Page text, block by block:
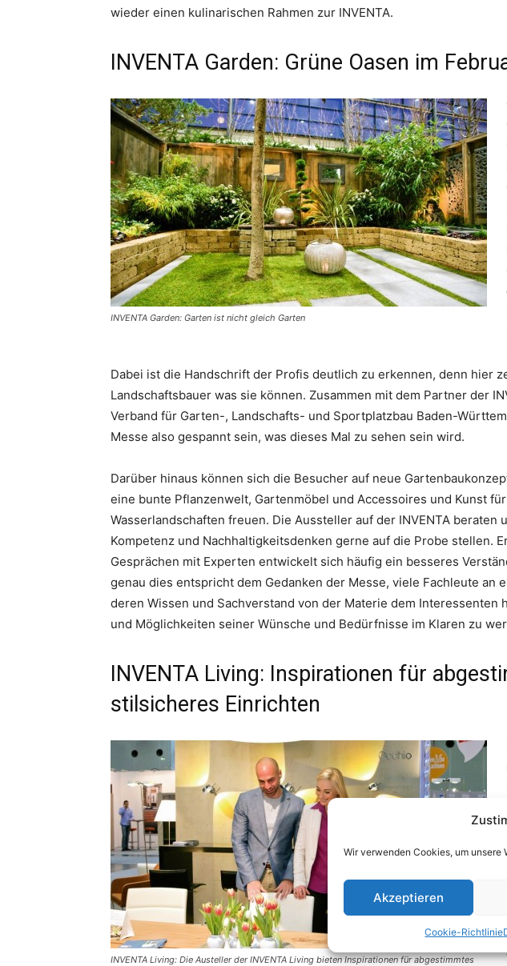
Wir verwenden Cookies, um unsere
Akzeptieren
Cookie-Richtlinie
wieder einen kulinarischen Rahmen zur INVENTA.
INVENTA Garden: Grüne Oasen im
INVENTA Garden: Garten ist nicht gleich Garten
Dabei ist die Handschrift der Profis deutlich zu erkennen, denn hier
Landschaftsbauer was sie können. Zusammen mit dem Partner der
Verband für Garten-, Landschafts- und Sportplatzbau Baden-
Messe also gespannt sein, was dieses Mal zu sehen sein wird.
Darüber hinaus können sich die Besucher auf neue
eine bunte Pflanzenwelt, Gartenmöbel und Accessoires und Kunst
Wasserlandschaften freuen. Die Aussteller auf der INVENTA beraten
Kompetenz und Nachhaltigkeitsdenken gerne auf die Probe stellen.
Gesprächen mit Experten entwickelt sich häufig ein besseres
genau dies entspricht dem Gedanken der Messe, viele Fachleute an
deren Wissen und Sachverstand von der Materie dem Interessenten
und Möglichkeiten seiner Wünsche und Bedürfnisse im Klaren zu
INVENTA Living: Inspirationen für
stilsicheres Einrichten
INVENTA Living: Die Austeller der INVENTA Living bieten Inspirationen für abgestimmtes